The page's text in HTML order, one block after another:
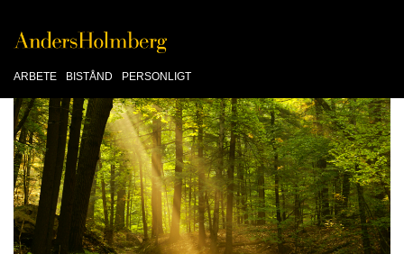
ARBETE BISTÅND PERSONLIGT